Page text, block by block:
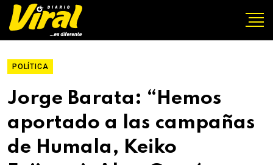
POLÍTICA
Jorge Barata: “Hemos
aportado a las campañas
de Humala, Keiko